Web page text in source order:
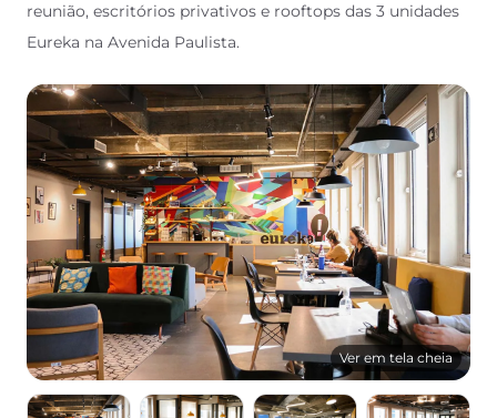
reunião, escritórios privativos e rooftops das 3 unidades
Eureka na Avenida Paulista.
Ver em tela cheia